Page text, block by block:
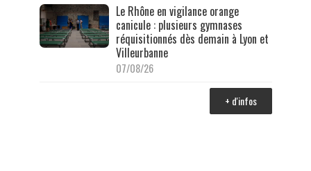
Le Rhône en vigilance orange
canicule : plusieurs gymnases
réquisitionnés dès demain à Lyon et
Villeurbanne
07/08/26
+ d'infos